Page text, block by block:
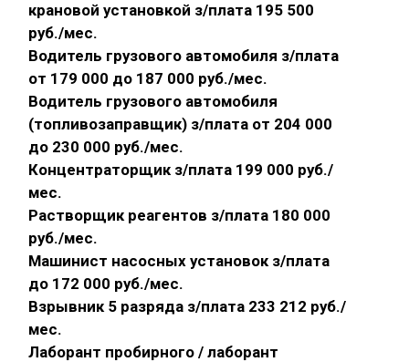
крановой установкой з/плата 195 500
руб./мес.
Водитель грузового автомобиля з/плата
от 179 000 до 187 000 руб./мес.
Водитель грузового автомобиля
(топливозаправщик) з/плата от 204 000
до 230 000 руб./мес.
Концентраторщик з/плата 199 000 руб./
мес.
Растворщик реагентов з/плата 180 000
руб./мес.
Машинист насосных установок з/плата
до 172 000 руб./мес.
Взрывник 5 разряда з/плата 233 212 руб./
мес.
Лаборант пробирного / лаборант